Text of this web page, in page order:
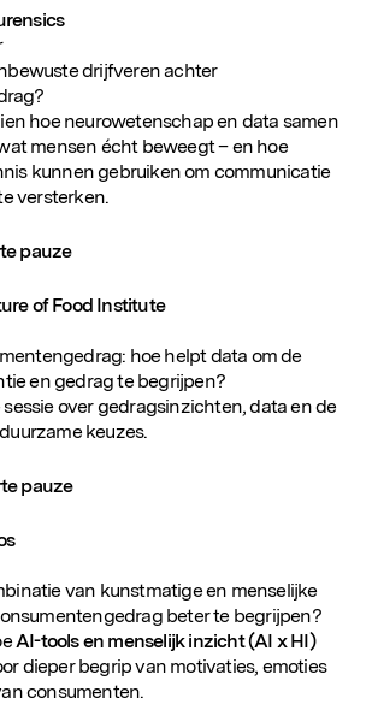
drijfveren achter
hoe neurowetenschap en data samen
mensen écht beweegt – en hoe
kunnen gebruiken om communicatie
versterken.
pauze
of Food Institute
hoe helpt data om de
en gedrag te begrijpen?
over gedragsinzichten, data en de
keuzes.
pauze
van kunstmatige en menselijke
beter te begrijpen?
AI-tools en menselijk inzicht (AI x HI)
dieper begrip van motivaties, emoties
consumenten.